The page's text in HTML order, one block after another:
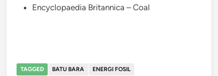
Encyclopaedia Britannica – Coal
TAGGED BATU BARA
ENERGI FOSIL